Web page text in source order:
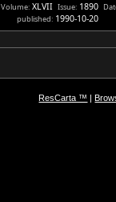
Volume: XLVII Issue: 1890
published: 1990-10-20
ResCarta ™ |